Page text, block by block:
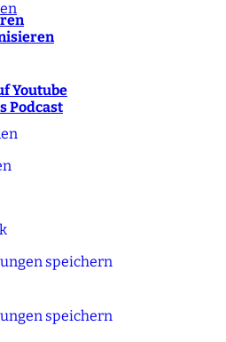
Youtube
Podcast
speichern
speichern